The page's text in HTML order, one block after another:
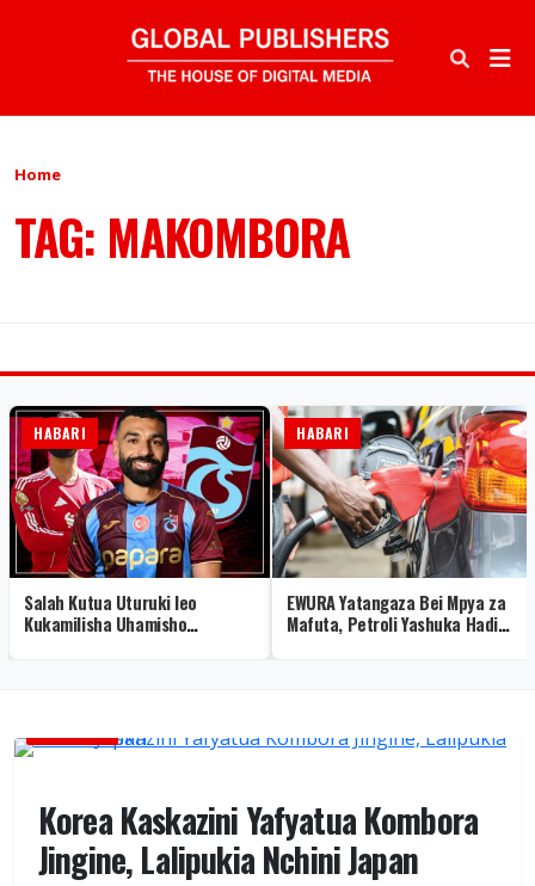
Home
TAG: MAKOMBORA
HABARI
Salah Kutua Uturuki leo
Kukamilisha Uhamisho
HABARI
EWURA Yatangaza Bei Mpya za
Mafuta, Petroli Yashuka Hadi
Korea Kaskazini Yafyatua Kombora
Jingine, Lalipukia Nchini Japan